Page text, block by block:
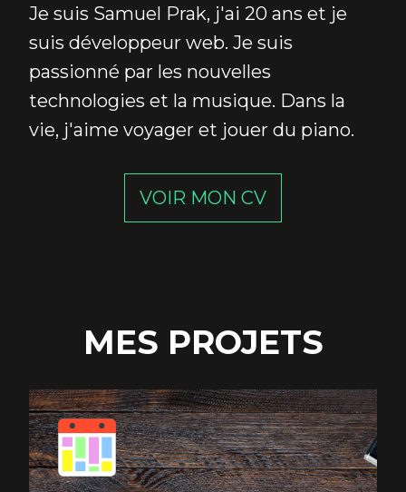
Je suis Samuel Prak, j'ai 20 ans et je
suis développeur web. Je suis
passionné par les nouvelles
technologies et la musique. Dans la
vie, j'aime voyager et jouer du piano.
VOIR MON CV
MES PROJETS